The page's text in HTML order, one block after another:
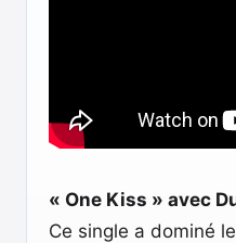
« One Kiss » avec
Ce single a dominé